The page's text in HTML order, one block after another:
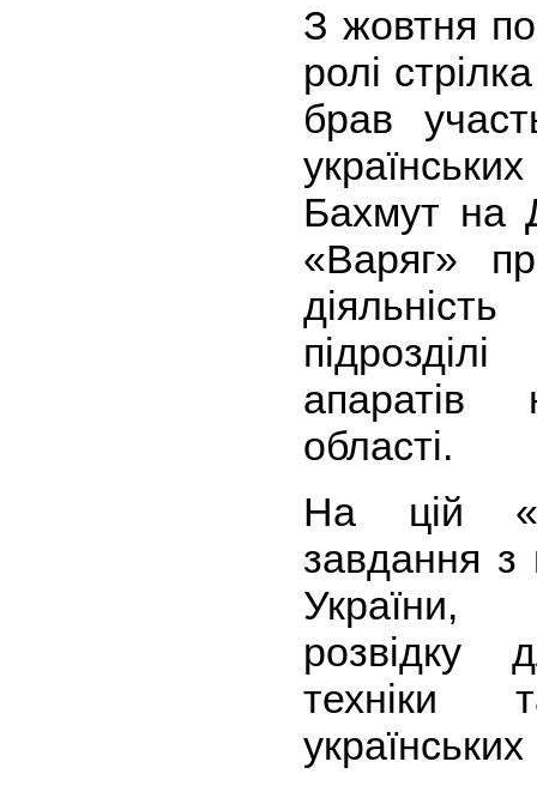
З жовтня
ролі
брав
Бахмут на
«Варяг»
апаратів
області.
На цій
завдання з
України,
розвідку
техніки